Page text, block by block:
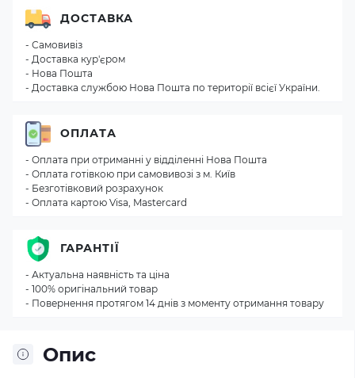
Опис
ДОСТАВКА
- Самовивіз
- Доставка кур'єром
- Нова Пошта
- Доставка службою Нова Пошта по території всієї України.
ОПЛАТА
- Оплата при отриманні у відділенні Нова Пошта
- Оплата готівкою при самовивозі з м. Київ
- Безготівковий розрахунок
- Оплата картою Visa, Mastercard
ГАРАНТІЇ
- Актуальна наявність та ціна
- 100% оригінальний товар
- Повернення протягом 14 днів з моменту отримання товару